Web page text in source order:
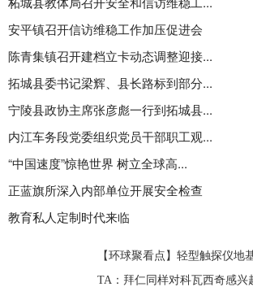
安平镇召开信访维稳工作加压促进会
陈青集镇召开建档立卡动态调整迎接...
拓城县委书记梁辉、县长路标到部分...
宁陵县政协主席张彦彪一行到拓城县...
内江车务段党委组织党员干部职工观...
“中国速度”惊艳世界 树立全球高...
正蓝旗所深入内部单位开展安全检查
教育私人定制时代来临
【环球聚看点】轻型触探仪地
TA：拜仁同样对科瓦西奇感兴